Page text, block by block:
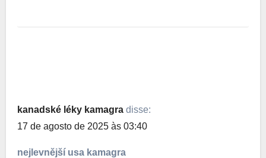
kanadské léky kamagra disse:
17 de agosto de 2025 às 03:40
nejlevnější usa kamagra